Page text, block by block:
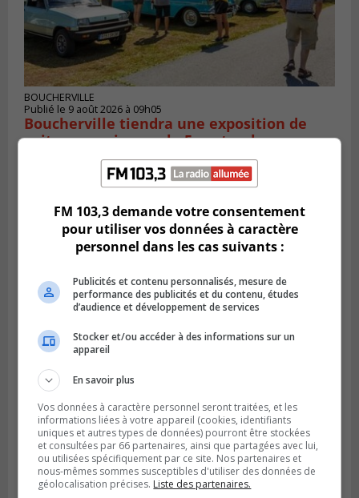
BOUCHERVILLE
Publié le 9 août 2026 à 09h05
Boucherville tiendra une exposition de
voitures anciennes le 5 septembre
SAINT-BRUNO-DE-MONTARVILLE
Publié le 8 août 2026 à 16h02
L’artiste Claudine Delorme récompensée
pour son œuvre Ruelle à Saint-Bruno
FM 103,3 demande votre consentement
pour utiliser vos données à caractère
personnel dans les cas suivants :
Publicités et contenu personnalisés, mesure de
performance des publicités et du contenu, études
d’audience et développement de services
Stocker et/ou accéder à des informations sur un
appareil
En savoir plus
Vos données à caractère personnel seront traitées, et les
informations liées à votre appareil (cookies, identifiants
uniques et autres types de données) pourront être stockées
et consultées par 66 partenaires, ainsi que partagées avec lui,
ou utilisées spécifiquement par ce site. Nos partenaires et
nous-mêmes sommes susceptibles d'utiliser des données de
géolocalisation précises. Liste des partenaires.